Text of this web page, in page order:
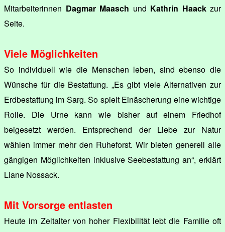
Mitarbeiterinnen Dagmar Maasch und Kathrin Haackzur
Seite.
Viele Möglichkeiten
So individuell wie die Menschen leben, sind ebenso die
Wünsche für die Bestattung. „Es gibt viele Alternativen zur
Erdbestattung im Sarg. So spielt Einäscherung eine wichtige
Rolle. Die Urne kann wie bisher auf einem Friedhof
beigesetzt werden. Entsprechend der Liebe zur Natur
wählen immer mehr den Ruheforst. Wir bieten generell alle
gängigen Möglichkeiten inklusive Seebestattung an“, erklärt
Liane Nossack.
Mit Vorsorge entlasten
Heute im Zeitalter von hoher Flexibilität lebt die Familie oft